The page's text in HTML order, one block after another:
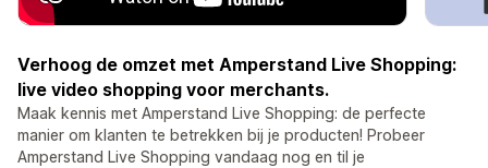
Verhoog de omzet met Amperstand Live Shopping:
live video shopping voor merchants.
Maak kennis met Amperstand Live Shopping: de perfecte
manier om klanten te betrekken bij je producten! Probeer
Amperstand Live Shopping vandaag nog en til je